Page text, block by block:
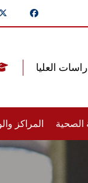
الصحية المراكز